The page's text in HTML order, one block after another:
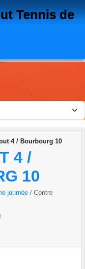
Tennis de
4 / Bourbourg 10
4 /
10
journée / Contre